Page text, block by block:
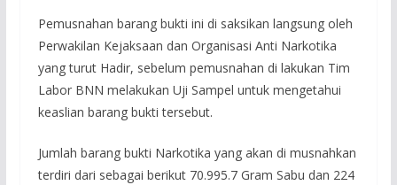
Pemusnahan barang bukti ini di saksikan langsung oleh
Perwakilan Kejaksaan dan Organisasi Anti Narkotika
yang turut Hadir, sebelum pemusnahan di lakukan Tim
Labor BNN melakukan Uji Sampel untuk mengetahui
keaslian barang bukti tersebut.
Jumlah barang bukti Narkotika yang akan di musnahkan
terdiri dari sebagai berikut 70.995.7 Gram Sabu dan 224